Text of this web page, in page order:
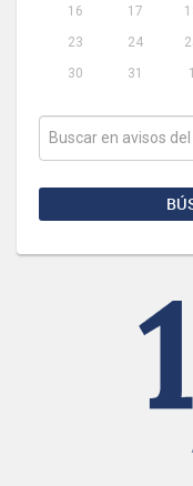
16
17
23
24
30
31 1